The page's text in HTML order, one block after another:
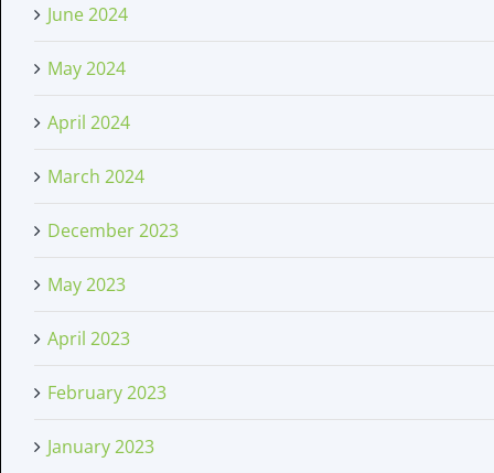
June 2024
May 2024
April 2024
March 2024
December 2023
May 2023
April 2023
February 2023
January 2023